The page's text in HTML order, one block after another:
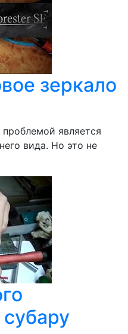
зеркало
является
вида. Но это не